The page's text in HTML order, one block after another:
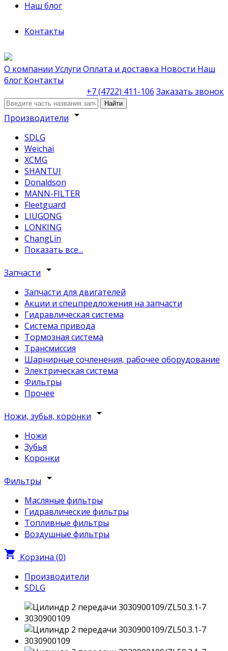
Наш блог
Контакты
О компании Услуги Оплата и доставка Новости Наш
блог Контакты
+7 (4722) 411-106 Заказать звонок
Найти
Производители arrow_drop_down
SDLG
Weichai
XCMG
SHANTUI
Donaldson
MANN-FILTER
Fleetguard
LIUGONG
LONKING
ChangLin
Показать все...
Запчасти arrow_drop_down
Запчасти для двигателей
Акции и спецпредложения на запчасти
Гидравлическая система
Система привода
Тормозная система
Трансмиссия
Шарнирные сочленения, рабочее оборудование
Электрическая система
Фильтры
Прочее
Ножи, зубья, коронки arrow_drop_down
Ножи
Зубья
Коронки
Фильтры arrow_drop_down
Масляные фильтры
Гидравлические фильтры
Топливные фильтры
Воздушные фильтры
shopping_cart Корзина (0)
Производители
SDLG